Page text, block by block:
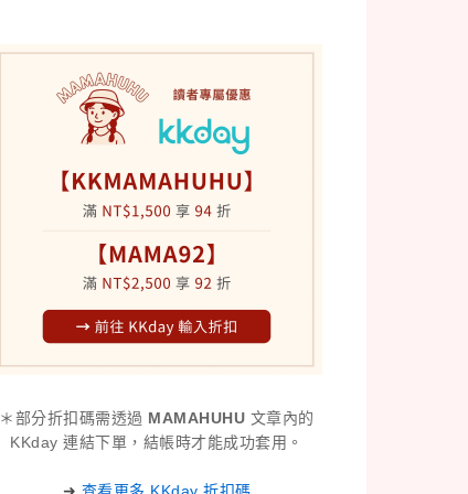
＊部分折扣碼需透過 MAMAHUHU 文章內的
KKday 連結下單，結帳時才能成功套用。